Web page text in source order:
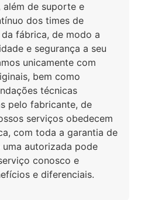
além de suporte e
dos times de
fábrica, de modo a
e segurança a seu
unicamente com
bem como
técnicas
pelo fabricante, de
serviços obedecem
com toda a garantia de
autorizada pode
conosco e
e diferenciais.